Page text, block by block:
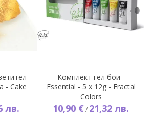
-
- Cake
лв.
Комплект гел бои -
Essential - 5 x 12g - Fractal
Colors
10,90 € / 21,32 лв.